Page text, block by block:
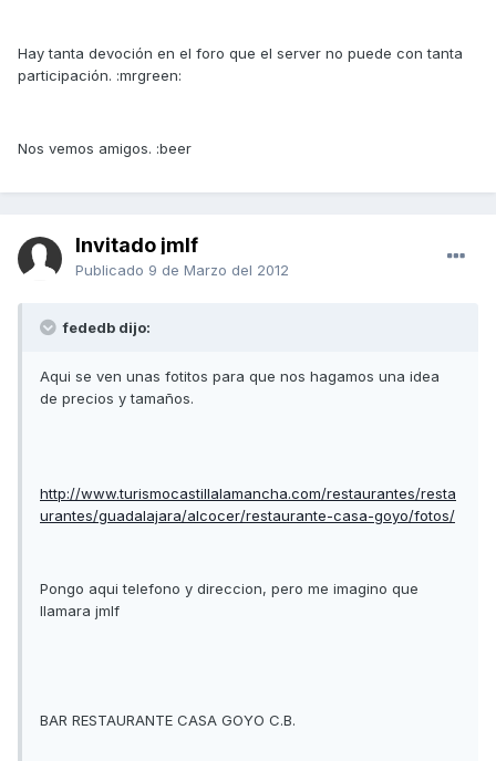
Hay tanta devoción en el foro que el server no puede con tanta
participación. :mrgreen:
Nos vemos amigos. :beer
Invitado jmlf
Publicado 9 de Marzo del 2012
fededb dijo:
Aqui se ven unas fotitos para que nos hagamos una idea
de precios y tamaños.
http://www.turismocastillalamancha.com/restaurantes/resta
urantes/guadalajara/alcocer/restaurante-casa-goyo/fotos/
Pongo aqui telefono y direccion, pero me imagino que
llamara jmlf
BAR RESTAURANTE CASA GOYO C.B.